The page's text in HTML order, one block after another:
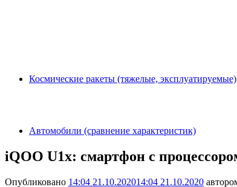
Космические ракеты (тяжелые, эксплуатируемые)
Автомобили (сравнение характеристик)
iQOO U1x: смартфон с
Опубликовано 14:04 21.10.202014:04 21.10.2020